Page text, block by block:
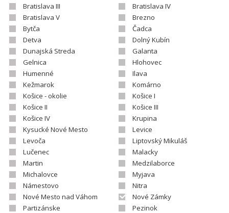
Bratislava III
Bratislava IV
Bratislava V
Brezno
Bytča
Čadca
Detva
Dolný Kubín
Dunajská Streda
Galanta
Gelnica
Hlohovec
Humenné
Ilava
Kežmarok
Komárno
Košice - okolie
Košice I
Košice II
Košice III
Košice IV
Krupina
Kysucké Nové Mesto
Levice
Levoča
Liptovský Mikuláš
Lučenec
Malacky
Martin
Medzilaborce
Michalovce
Myjava
Námestovo
Nitra
Nové Mesto nad Váhom
Nové Zámky
Partizánske
Pezinok